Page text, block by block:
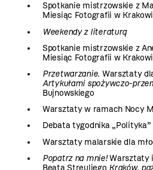
Spotkanie mistrzowskie z
Miesiąc Fotografii w
Weekendy z literaturą
Spotkanie mistrzowskie z
Miesiąc Fotografii w
Przetwarzanie. Warsztaty
Artykułami spożywczo-
Bujnowskiego
Warsztaty w ramach Nocy
Debata tygodnika „Polityka”
Warsztaty malarskie dla
Popatrz na mnie!Warsztaty
Beata Streuliego Kraków,